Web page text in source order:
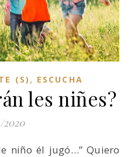
(S) , ESCUCHA
les niñes?
2020